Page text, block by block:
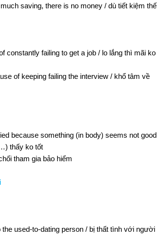
saving, there is no money / dù tiết kiệm thế
constantly failing to get a job / lo lắng thì mãi ko
of keeping failing the interview / khổ tâm về
because something (in body) seems not good
thấy ko tốt
tham gia bảo hiểm
used-to-dating person / bị thất tình với người